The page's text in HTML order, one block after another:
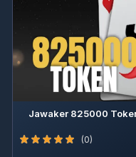
Jawaker 825000
(0)